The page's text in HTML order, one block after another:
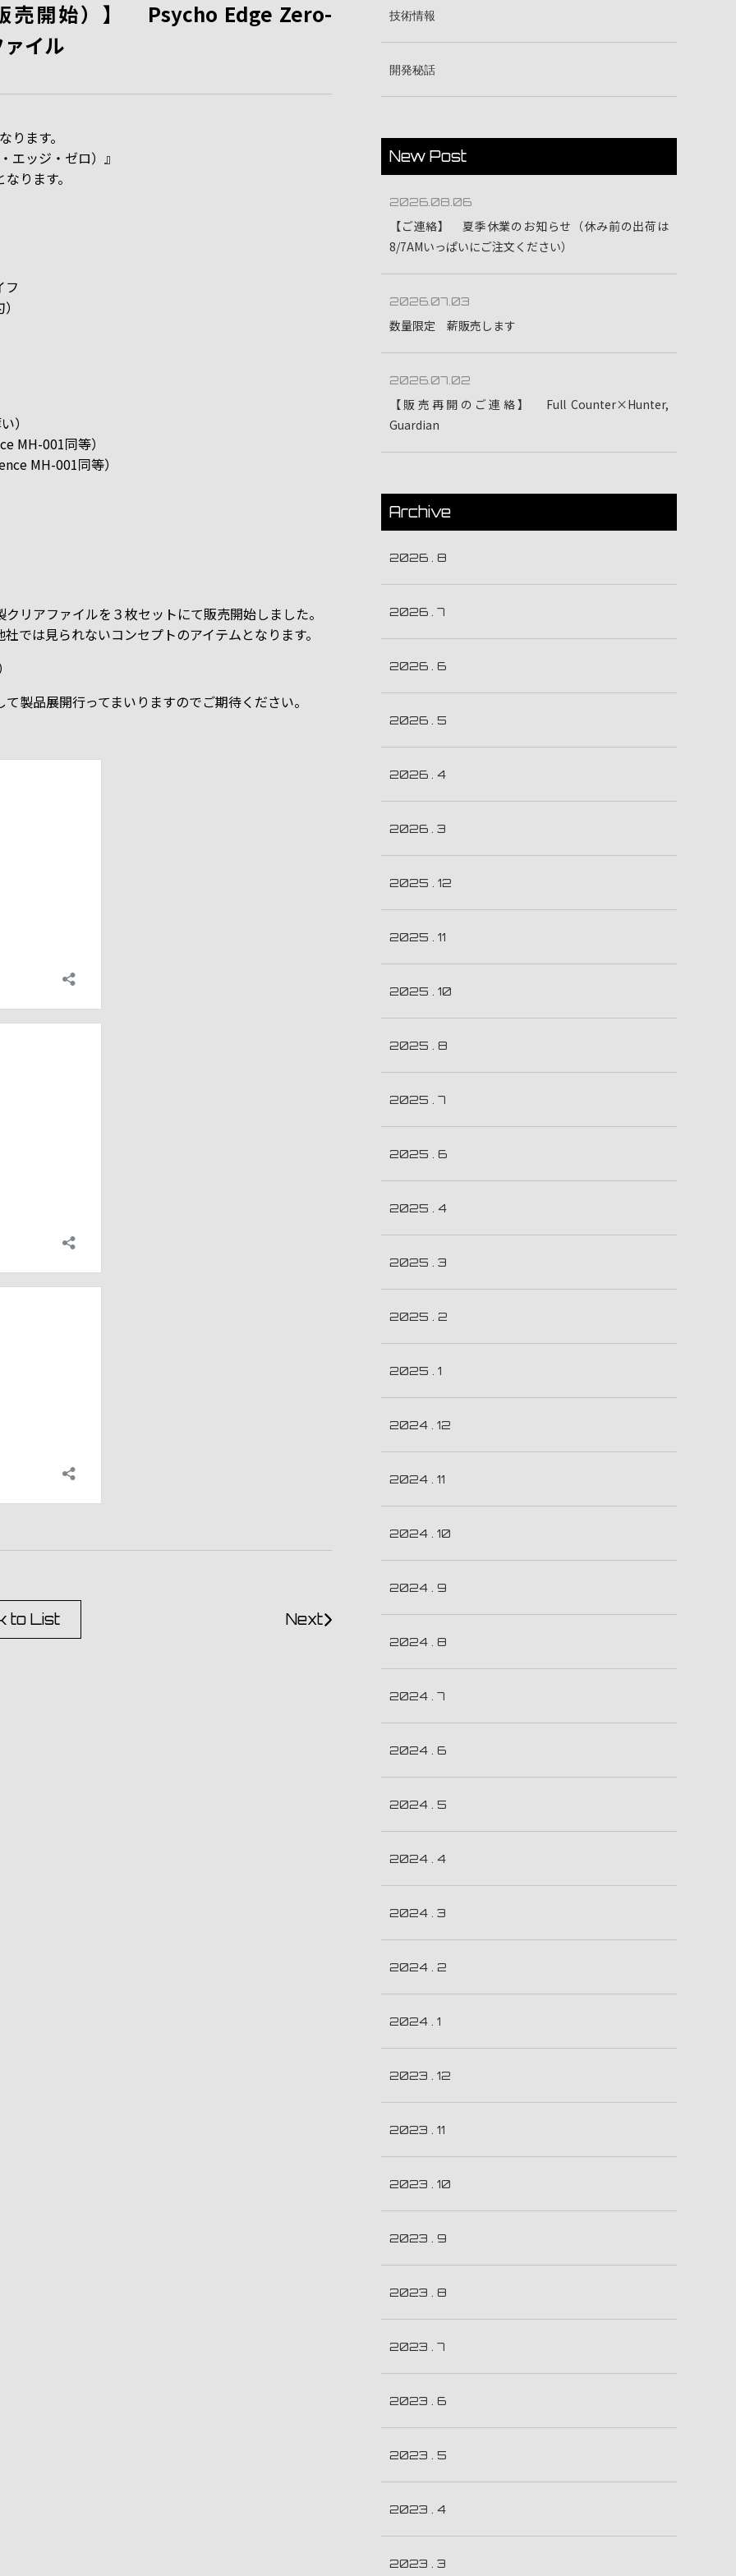
売開始）】 Psycho Edge Zero-
イル
ます。
エッジ・ゼロ）』
ります。
フ
）
MH-001同等）
MH-001同等）
リアファイルを３枚セットにて販売開始しました。
では見られないコンセプトのアイテムとなります。
製品展開行ってまいりますのでご期待ください。
to List Next
技術情報
開発秘話
New Post
2026.08.06
【ご連絡】 夏季休業のお知らせ（休み前の出荷は
8/7AMいっぱいにご注文ください）
2026.07.03
数量限定 薪販売します
2026.07.02
【販売再開のご連絡】 Full Counter×Hunter,
Guardian
Archive
2026 . 8
2026 . 7
2026 . 6
2026 . 5
2026 . 4
2026 . 3
2025 . 12
2025 . 11
2025 . 10
2025 . 8
2025 . 7
2025 . 6
2025 . 4
2025 . 3
2025 . 2
2025 . 1
2024 . 12
2024 . 11
2024 . 10
2024 . 9
2024 . 8
2024 . 7
2024 . 6
2024 . 5
2024 . 4
2024 . 3
2024 . 2
2024 . 1
2023 . 12
2023 . 11
2023 . 10
2023 . 9
2023 . 8
2023 . 7
2023 . 6
2023 . 5
2023 . 4
2023 . 3